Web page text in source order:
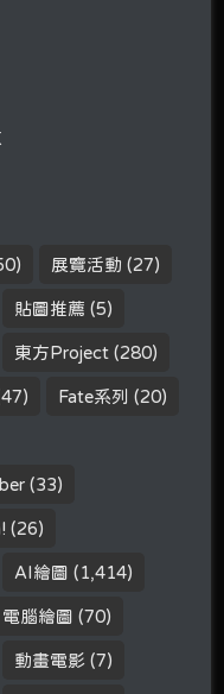
展覽活動 (27)
貼圖推薦 (5)
東方Project (280)
Fate系列 (20)
(33)
(26)
AI繪圖 (1,414)
電腦繪圖 (70)
動畫電影 (7)